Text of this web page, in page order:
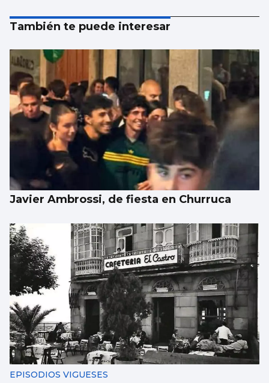
También te puede interesar
Javier Ambrossi, de fiesta en Churruca
EPISODIOS VIGUESES